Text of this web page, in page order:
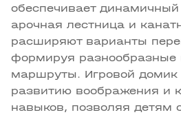
обеспечивает
арочная лестница и
расширяют варианты
формируя разнообразные
маршруты. Игровой домик
развитию воображения и
навыков, позволяя детям